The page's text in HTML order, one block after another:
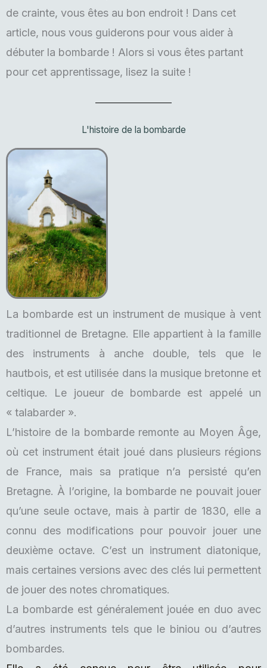
de crainte, vous êtes au bon endroit ! Dans cet
article, nous vous guiderons pour vous aider à
débuter la bombarde ! Alors si vous êtes partant
pour cet apprentissage, lisez la suite !
L'histoire de la bombarde
La bombarde est un instrument de musique à vent
traditionnel de Bretagne. Elle appartient à la famille
des instruments à anche double, tels que le
hautbois, et est utilisée dans la musique bretonne et
celtique. Le joueur de bombarde est appelé un
« talabarder ».
L’histoire de la bombarde remonte au Moyen Âge,
où cet instrument était joué dans plusieurs régions
de France, mais sa pratique n’a persisté qu’en
Bretagne. À l’origine, la bombarde ne pouvait jouer
qu’une seule octave, mais à partir de 1830, elle a
connu des modifications pour pouvoir jouer une
deuxième octave. C’est un instrument diatonique,
mais certaines versions avec des clés lui permettent
de jouer des notes chromatiques.
La bombarde est généralement jouée en duo avec
d’autres instruments tels que le biniou ou d’autres
bombardes.